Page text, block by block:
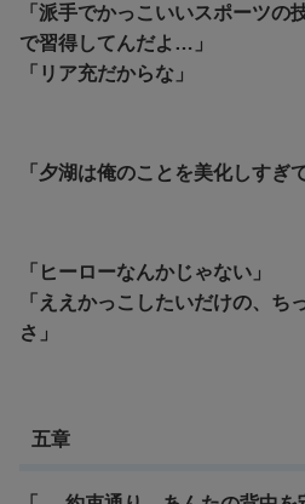
「派手でかっこいいスポーツの
で習得してんだよ…」
「リア充だからな」
「夕湖は俺のことを美化しすぎ
「ヒーローなんかじゃない」
「ええかっこしたいだけの、ち
さ」
五章